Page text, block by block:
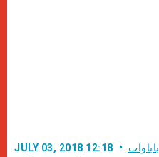
JULY 03, 2018 12:18 باباوات